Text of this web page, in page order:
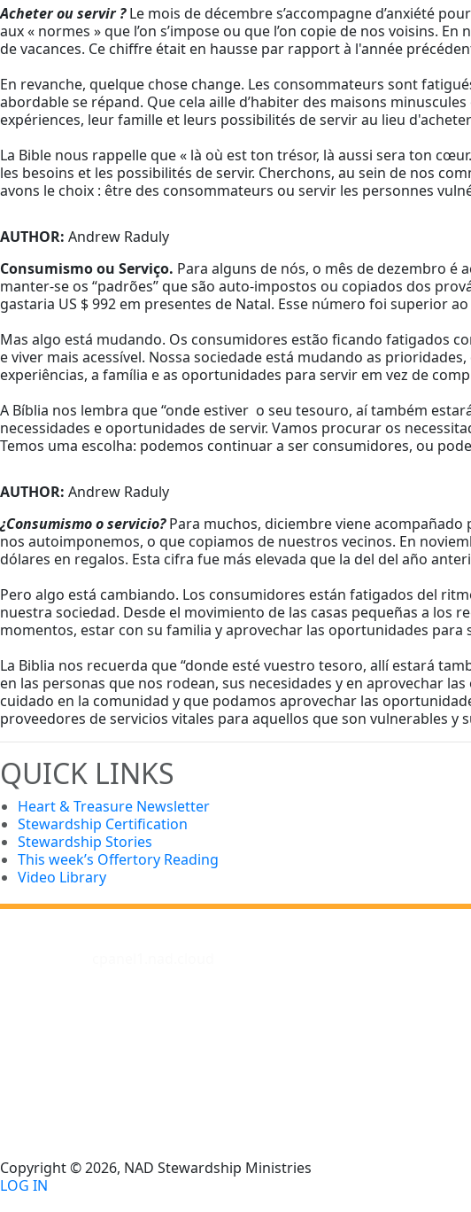
Acheter ou servir ?Le mois de décembre s’accompagne d’anxiété
aux « normes » que l’on s’impose ou que l’on copie de nos voisins. En
de vacances. Ce chiffre était en hausse par rapport à l'année
En revanche, quelque chose change. Les consommateurs sont
abordable se répand. Que cela aille d’habiter des maisons
expériences, leur famille et leurs possibilités de servir au lieu
La Bible nous rappelle que « là où est ton trésor, là aussi sera ton
les besoins et les possibilités de servir. Cherchons, au sein de nos
avons le choix : être des consommateurs ou servir les personnes
AUTHOR: Andrew Raduly
Consumismo ou Serviço. Para alguns de nós, o mês de dezembro é
manter-se os “padrões” que são auto-impostos ou copiados dos
gastaria US $ 992 em presentes de Natal. Esse número foi superior
Mas algo está mudando. Os consumidores estão ficando fatigados
e viver mais acessível. Nossa sociedade está mudando as
experiências, a família e as oportunidades para servir em vez de
A Bíblia nos lembra que “onde estiver o seu tesouro, aí também
necessidades e oportunidades de servir. Vamos procurar os
Temos uma escolha: podemos continuar a ser consumidores, ou
AUTHOR: Andrew Raduly
¿Consumismo o servicio?Para muchos, diciembre viene
nos autoimponemos, o que copiamos de nuestros vecinos. En
dólares en regalos. Esta cifra fue más elevada que la del del año
Pero algo está cambiando. Los consumidores están fatigados del
nuestra sociedad. Desde el movimiento de las casas pequeñas a los
momentos, estar con su familia y aprovechar las oportunidades
La Biblia nos recuerda que “donde esté vuestro tesoro, allí estará
en las personas que nos rodean, sus necesidades y en aprovechar
cuidado en la comunidad y que podamos aprovechar las
proveedores de servicios vitales para aquellos que son vulnerables y
QUICK LINKS
Heart & Treasure Newsletter
Stewardship Certification
Stewardship Stories
This week’s Offertory Reading
Video Library
Copyright © 2026, NAD Stewardship Ministries
LOG IN